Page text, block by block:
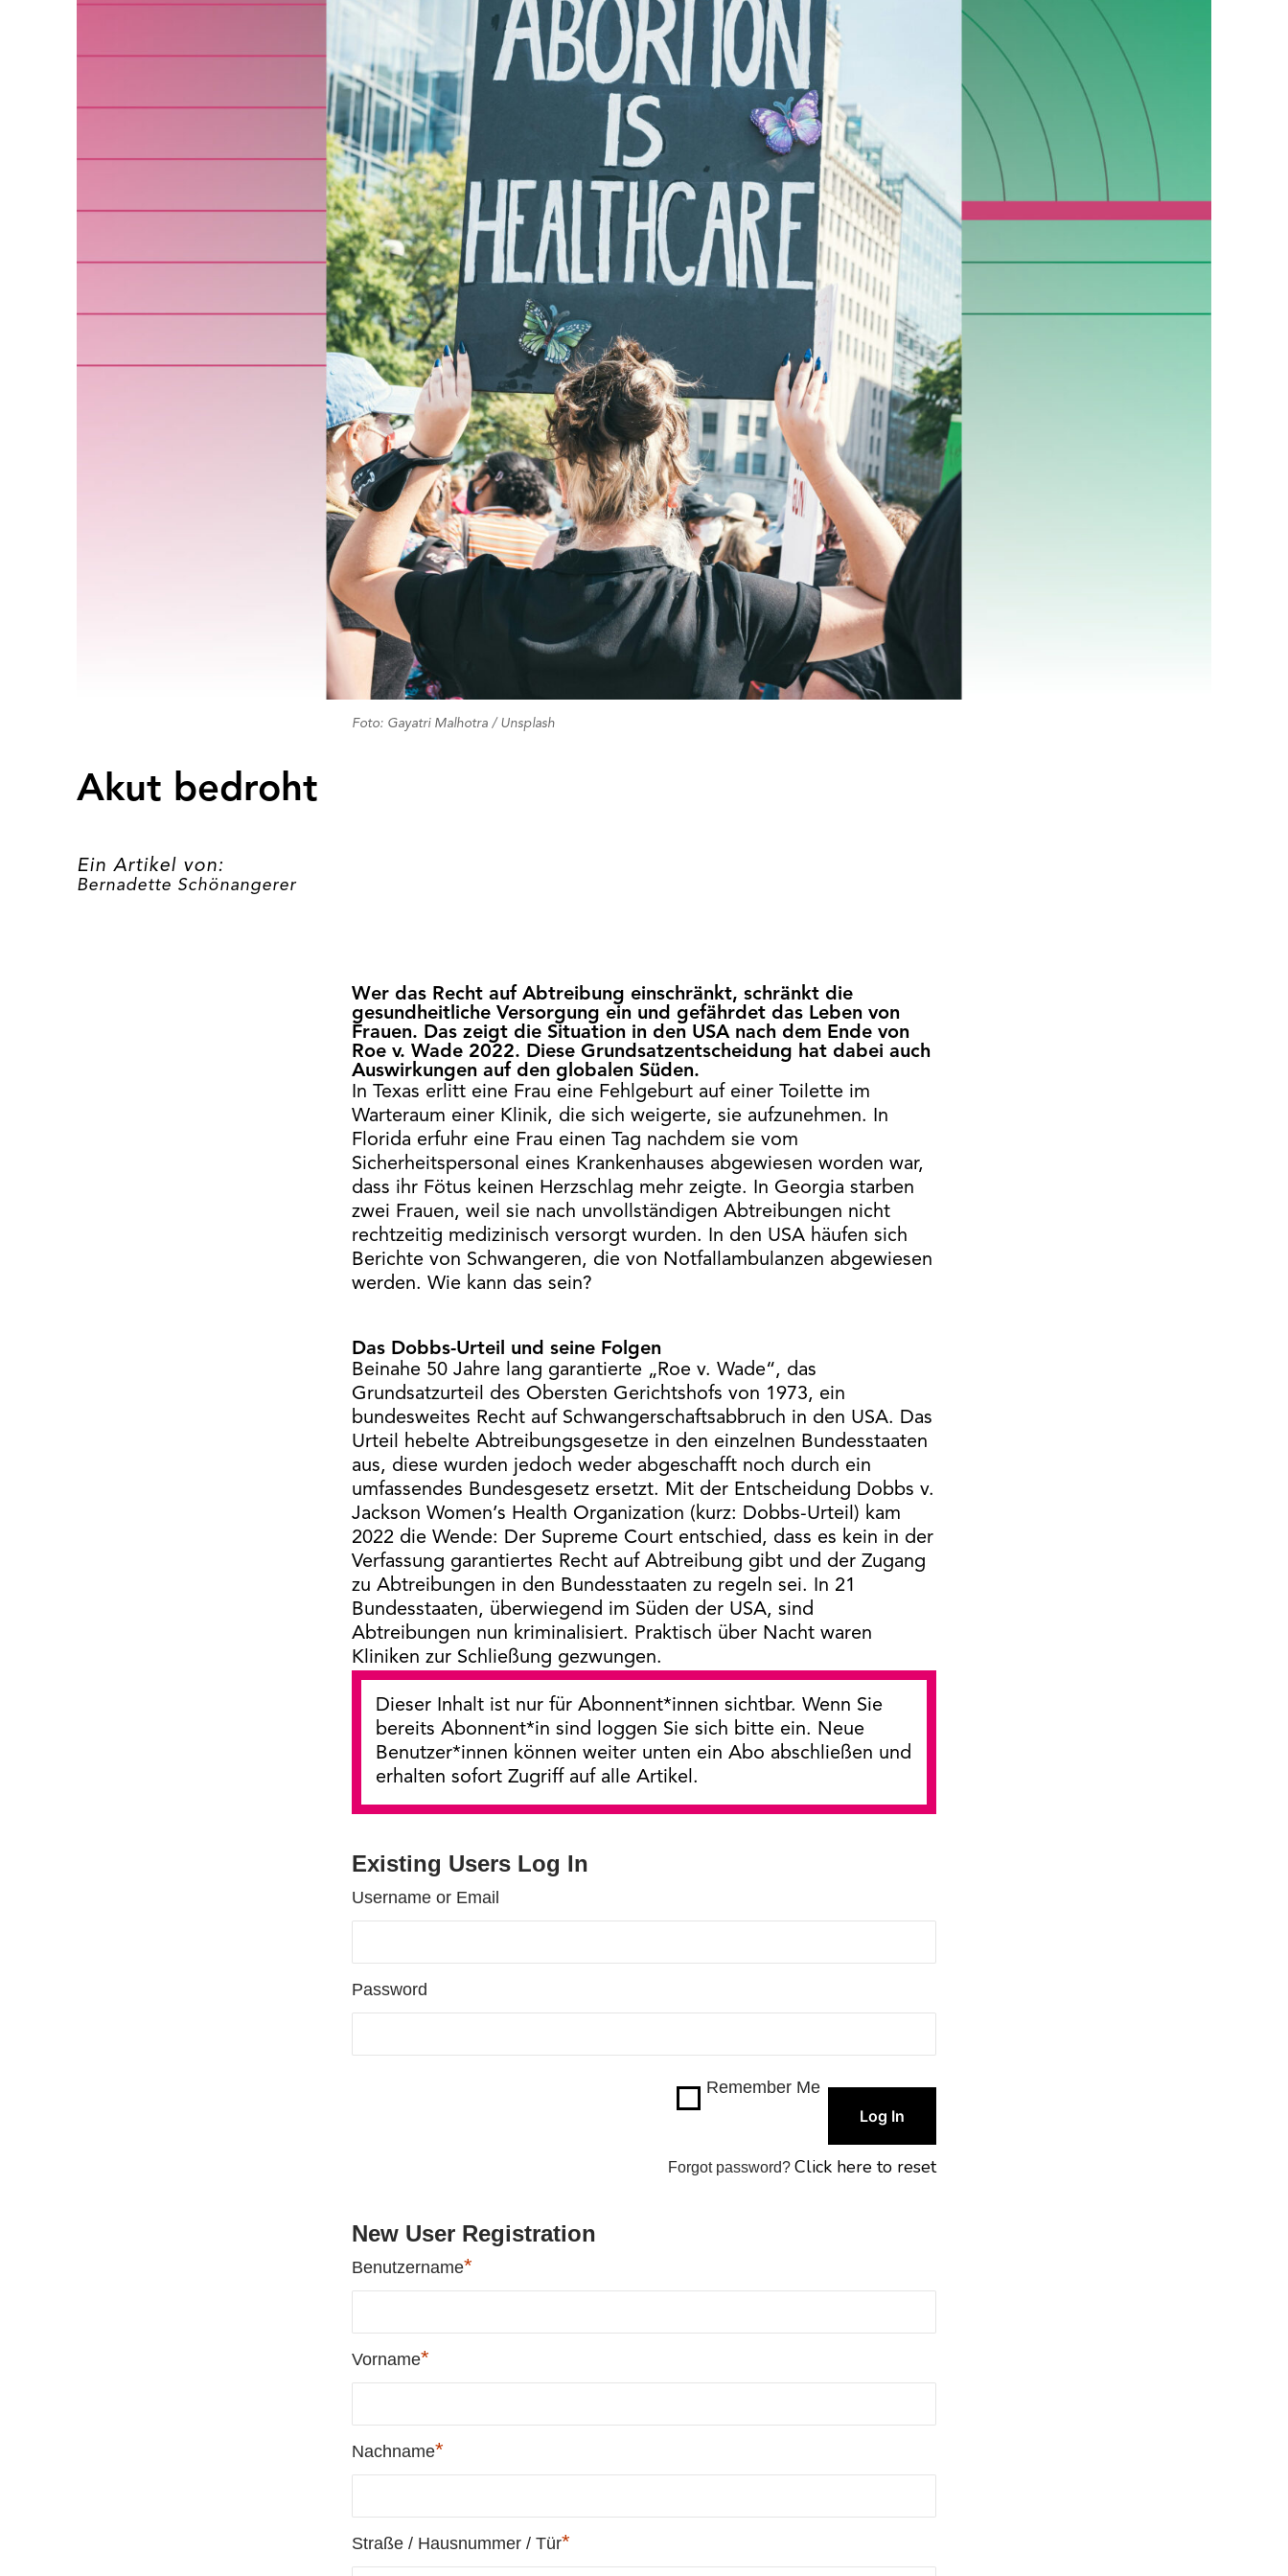
Foto: Gayatri Malhotra / Unsplash
Akut bedroht
Ein Artikel von:
Bernadette Schönangerer
Wer das Recht auf Abtreibung einschränkt, schränkt die
gesundheitliche Versorgung ein und gefährdet das Leben von
Frauen. Das zeigt die Situation in den USA nach dem Ende von
Roe v. Wade 2022. Diese Grundsatzentscheidung hat dabei auch
Auswirkungen auf den globalen Süden.
In Texas erlitt eine Frau eine Fehlgeburt auf einer Toilette im
Warteraum einer Klinik, die sich weigerte, sie aufzunehmen. In
Florida erfuhr eine Frau einen Tag nachdem sie vom
Sicherheitspersonal eines Krankenhauses abgewiesen worden war,
dass ihr Fötus keinen Herzschlag mehr zeigte. In Georgia starben
zwei Frauen, weil sie nach unvollständigen Abtreibungen nicht
rechtzeitig medizinisch versorgt wurden. In den USA häufen sich
Berichte von Schwangeren, die von Notfallambulanzen abgewiesen
werden. Wie kann das sein?
Das Dobbs-Urteil und seine Folgen
Beinahe 50 Jahre lang garantierte „Roe v. Wade“, das
Grundsatzurteil des Obersten Gerichtshofs von 1973, ein
bundesweites Recht auf Schwangerschaftsabbruch in den USA. Das
Urteil hebelte Abtreibungsgesetze in den einzelnen Bundesstaaten
aus, diese wurden jedoch weder abgeschafft noch durch ein
umfassendes Bundesgesetz ersetzt. Mit der Entscheidung Dobbs v.
Jackson Women’s Health Organization (kurz: Dobbs-Urteil) kam
2022 die Wende: Der Supreme Court entschied, dass es kein in der
Verfassung garantiertes Recht auf Abtreibung gibt und der Zugang
zu Abtreibungen in den Bundesstaaten zu regeln sei. In 21
Bundesstaaten, überwiegend im Süden der USA, sind
Abtreibungen nun kriminalisiert. Praktisch über Nacht waren
Kliniken zur Schließung gezwungen.
Dieser Inhalt ist nur für Abonnent*innen sichtbar. Wenn Sie
bereits Abonnent*in sind loggen Sie sich bitte ein. Neue
Benutzer*innen können weiter unten ein Abo abschließen und
erhalten sofort Zugriff auf alle Artikel.
Existing Users Log In
Username or Email
Password
Remember Me
Forgot password? Click here to reset
New User Registration
Benutzername*
Vorname*
Nachname*
Straße / Hausnummer / Tür*